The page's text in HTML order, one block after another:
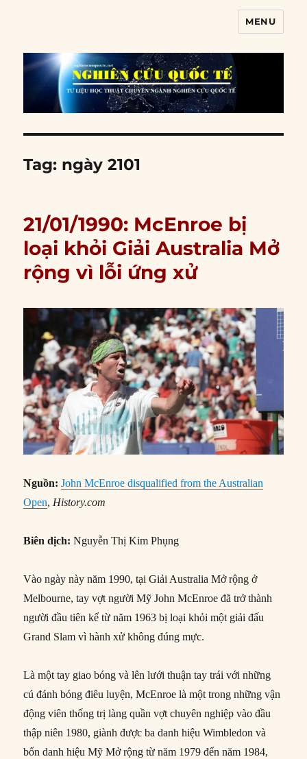
MENU
Tag: ngày 2101
21/01/1990: McEnroe bị
loại khỏi Giải Australia Mở
rộng vì lỗi ứng xử
Nguồn:John McEnroe disqualified from the Australian
Open,History.com
Biên dịch:Nguyễn Thị Kim Phụng
Vào ngày này năm 1990, tại Giải Australia Mở rộng ở
Melbourne, tay vợt người Mỹ John McEnroe đã trở thành
người đầu tiên kể từ năm 1963 bị loại khỏi một giải đấu
Grand Slam vì hành xử không đúng mực.
Là một tay giao bóng và lên lưới thuận tay trái với những
cú đánh bóng điêu luyện, McEnroe là một trong những vận
động viên thống trị làng quần vợt chuyên nghiệp vào đầu
thập niên 1980, giành được ba danh hiệu Wimbledon và
bốn danh hiệu Mỹ Mở rộng từ năm 1979 đến năm 1984,